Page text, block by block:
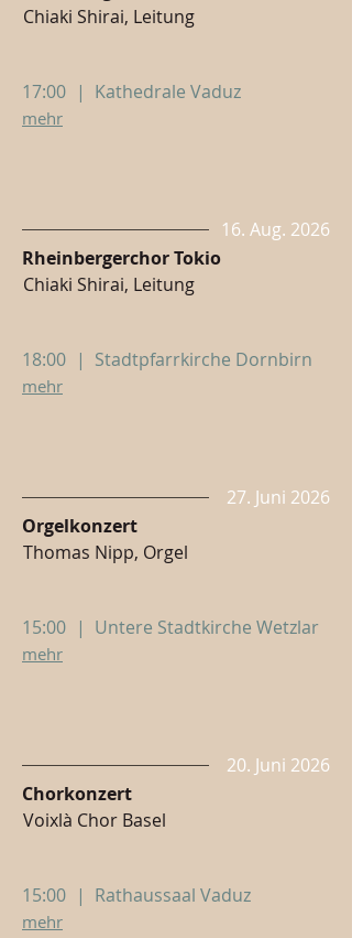
Chiaki Shirai, Leitung
17:00 | Kathedrale Vaduz
mehr
16. Aug. 2026
Rheinbergerchor Tokio
Chiaki Shirai, Leitung
18:00 | Stadtpfarrkirche Dornbirn
mehr
27. Juni 2026
Orgelkonzert
Thomas Nipp, Orgel
15:00 | Untere Stadtkirche Wetzlar
mehr
20. Juni 2026
Chorkonzert
Voixlà Chor Basel
15:00 | Rathaussaal Vaduz
mehr